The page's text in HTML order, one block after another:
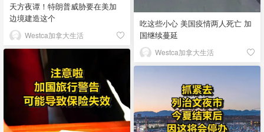
天方夜谭！特朗普威胁要在美加
边境建造这个
Westca加拿大生活
吃这些小心 美国疫情两人死亡 加
国继续蔓延
Westca加拿大生活